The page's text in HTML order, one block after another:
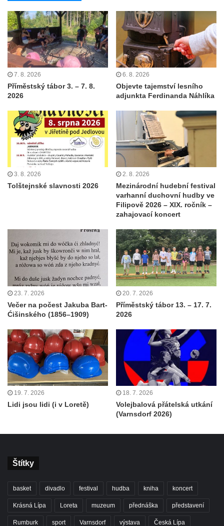
7. 8. 2026
Příměstský tábor 3. – 7. 8.
2026
6. 8. 2026
Objevte tajemství lesního
adjunkta Ferdinanda Náhlíka
3. 8. 2026
Tolštejnské slavnosti 2026
2. 8. 2026
Mezinárodní hudební festival
varhanní duchovní hudby ve
Filipově 2026 – XIX. ročník –
zahajovací koncert
23. 7. 2026
Večer na počest Jakuba Bart-
Ćišinského (1856–1909)
20. 7. 2026
Příměstský tábor 13. – 17. 7.
2026
19. 7. 2026
Lidi jsou lidi (i v Loretě)
18. 7. 2026
Volejbalová přátelská utkání
(Varnsdorf 2026)
Štítky
basket divadlo festival hudba kniha koncert
Krásná Lípa Loreta muzeum přednáška představení
Rumburk sport Varnsdorf výstava Česká Lípa